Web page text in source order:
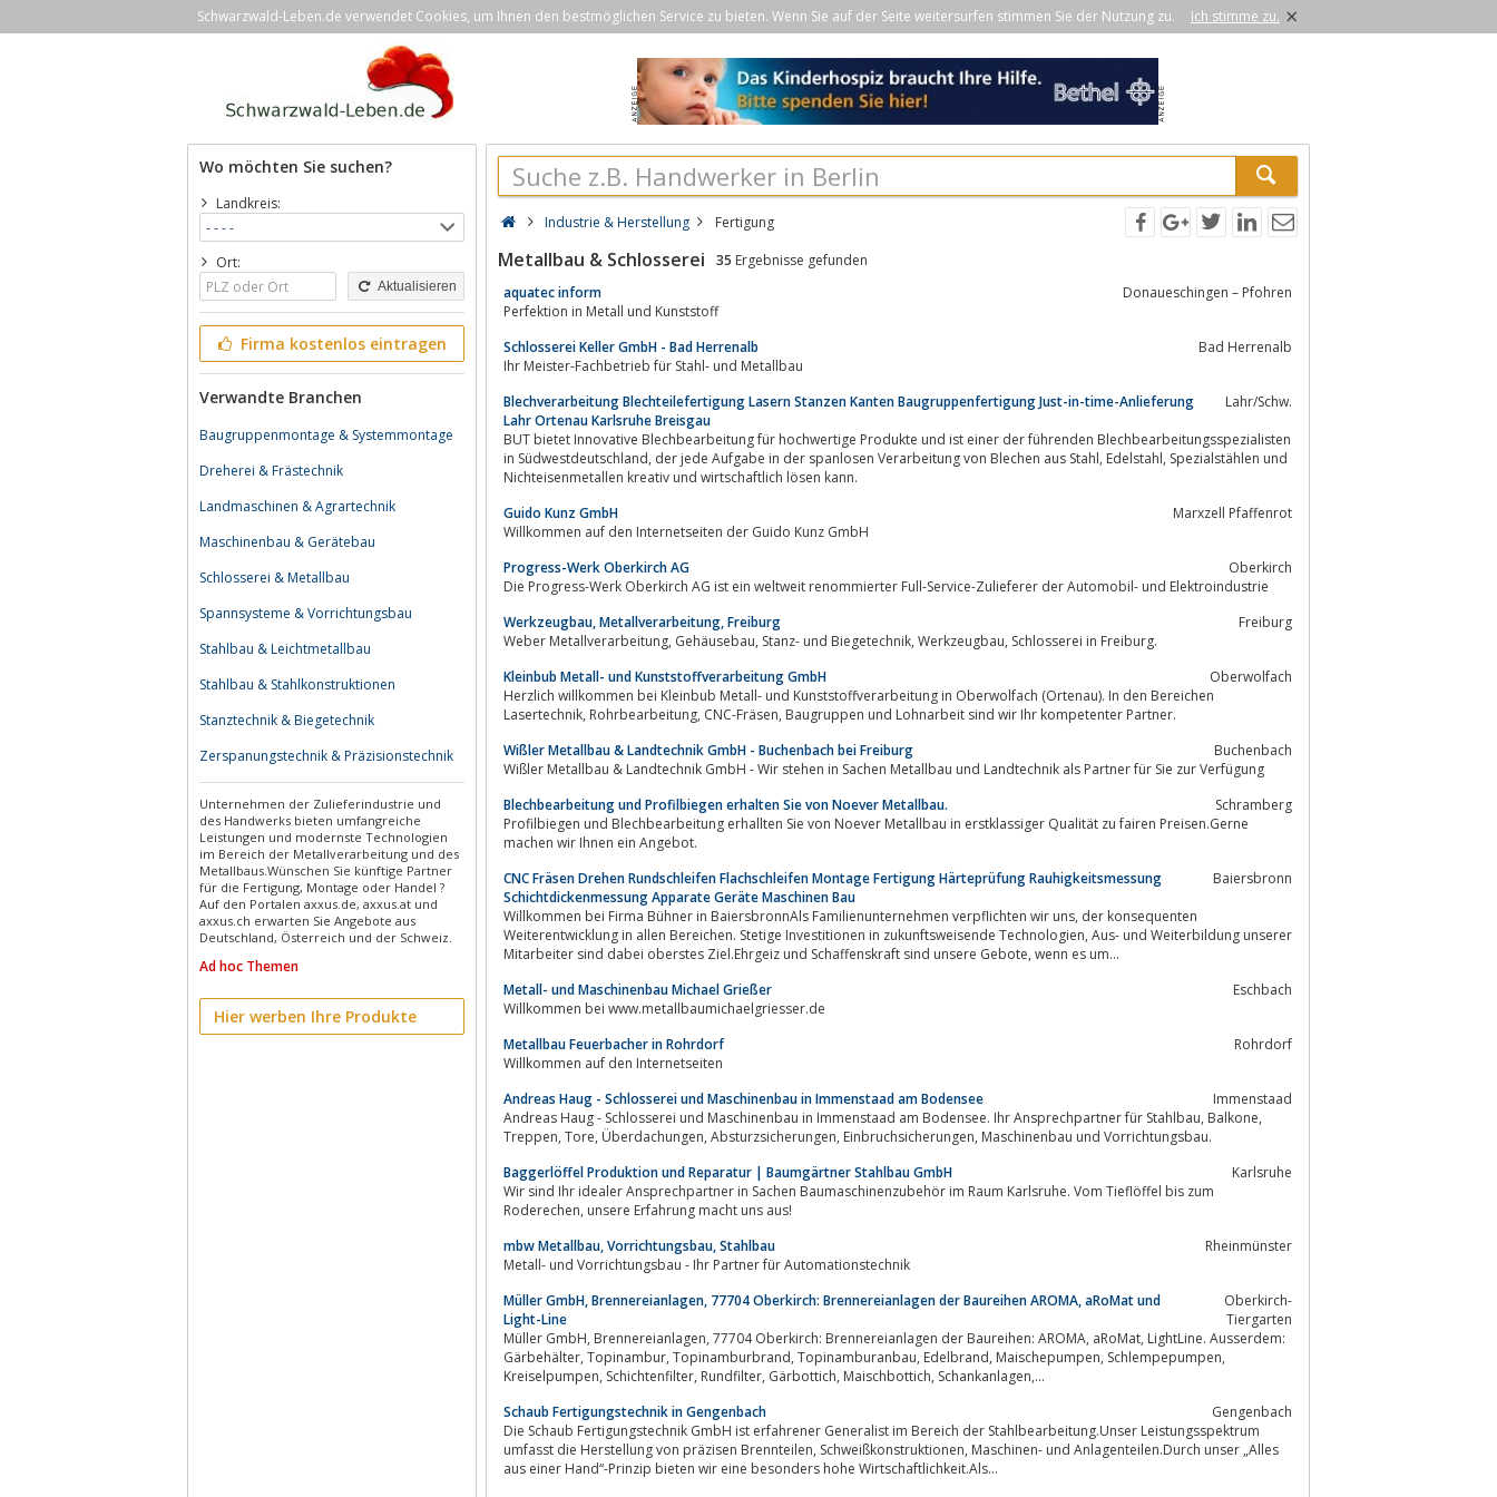
Schwarzwald-Leben.de verwendet Cookies, um Ihnen den bestmöglichen Service zu bieten. Wenn Sie auf der Seite weitersurfen stimmen Sie der Nutzung zu. Ich stimme zu. ×
Wo möchten Sie suchen?
Landkreis:
Ort:
Aktualisieren
Firma kostenlos eintragen
Verwandte Branchen
Baugruppenmontage & Systemmontage
Dreherei & Frästechnik
Landmaschinen & Agrartechnik
Maschinenbau & Gerätebau
Schlosserei & Metallbau
Spannsysteme & Vorrichtungsbau
Stahlbau & Leichtmetallbau
Stahlbau & Stahlkonstruktionen
Stanztechnik & Biegetechnik
Zerspanungstechnik & Präzisionstechnik
Unternehmen der Zulieferindustrie und
des Handwerks bieten umfangreiche
Leistungen und modernste Technologien
im Bereich der Metallverarbeitung und des
Metallbaus.Wünschen Sie künftige Partner
für die Fertigung, Montage oder Handel ?
Auf den Portalen axxus.de, axxus.at und
axxus.ch erwarten Sie Angebote aus
Deutschland, Österreich und der Schweiz.
Ad hoc Themen
Hier werben Ihre Produkte
Industrie & Herstellung Fertigung
Metallbau & Schlosserei 35 Ergebnisse gefunden
aquatec inform
Donaueschingen – Pfohren
Perfektion in Metall und Kunststoff
Schlosserei Keller GmbH - Bad Herrenalb
Bad Herrenalb
Ihr Meister-Fachbetrieb für Stahl- und Metallbau
Blechverarbeitung Blechteilefertigung Lasern Stanzen Kanten Baugruppenfertigung Just-in-time-Anlieferung
Lahr Ortenau Karlsruhe Breisgau
Lahr/Schw.
BUT bietet Innovative Blechbearbeitung für hochwertige Produkte und ist einer der führenden Blechbearbeitungsspezialisten
in Südwestdeutschland, der jede Aufgabe in der spanlosen Verarbeitung von Blechen aus Stahl, Edelstahl, Spezialstählen und
Nichteisenmetallen kreativ und wirtschaftlich lösen kann.
Guido Kunz GmbH
Marxzell Pfaffenrot
Willkommen auf den Internetseiten der Guido Kunz GmbH
Progress-Werk Oberkirch AG
Oberkirch
Die Progress-Werk Oberkirch AG ist ein weltweit renommierter Full-Service-Zulieferer der Automobil- und Elektroindustrie
Werkzeugbau, Metallverarbeitung, Freiburg
Freiburg
Weber Metallverarbeitung, Gehäusebau, Stanz- und Biegetechnik, Werkzeugbau, Schlosserei in Freiburg.
Kleinbub Metall- und Kunststoffverarbeitung GmbH
Oberwolfach
Herzlich willkommen bei Kleinbub Metall- und Kunststoffverarbeitung in Oberwolfach (Ortenau). In den Bereichen
Lasertechnik, Rohrbearbeitung, CNC-Fräsen, Baugruppen und Lohnarbeit sind wir Ihr kompetenter Partner.
Wißler Metallbau & Landtechnik GmbH - Buchenbach bei Freiburg
Buchenbach
Wißler Metallbau & Landtechnik GmbH - Wir stehen in Sachen Metallbau und Landtechnik als Partner für Sie zur Verfügung
Blechbearbeitung und Profilbiegen erhalten Sie von Noever Metallbau.
Schramberg
Profilbiegen und Blechbearbeitung erhallten Sie von Noever Metallbau in erstklassiger Qualität zu fairen Preisen.Gerne
machen wir Ihnen ein Angebot.
CNC Fräsen Drehen Rundschleifen Flachschleifen Montage Fertigung Härteprüfung Rauhigkeitsmessung
Schichtdickenmessung Apparate Geräte Maschinen Bau
Baiersbronn
Willkommen bei Firma Bühner in BaiersbronnAls Familienunternehmen verpflichten wir uns, der konsequenten
Weiterentwicklung in allen Bereichen. Stetige Investitionen in zukunftsweisende Technologien, Aus- und Weiterbildung unserer
Mitarbeiter sind dabei oberstes Ziel.Ehrgeiz und Schaffenskraft sind unsere Gebote, wenn es um...
Metall- und Maschinenbau Michael Grießer
Eschbach
Willkommen bei www.metallbaumichaelgriesser.de
Metallbau Feuerbacher in Rohrdorf
Rohrdorf
Willkommen auf den Internetseiten
Andreas Haug - Schlosserei und Maschinenbau in Immenstaad am Bodensee
Immenstaad
Andreas Haug - Schlosserei und Maschinenbau in Immenstaad am Bodensee. Ihr Ansprechpartner für Stahlbau, Balkone,
Treppen, Tore, Überdachungen, Absturzsicherungen, Einbruchsicherungen, Maschinenbau und Vorrichtungsbau.
Baggerlöffel Produktion und Reparatur | Baumgärtner Stahlbau GmbH
Karlsruhe
Wir sind Ihr idealer Ansprechpartner in Sachen Baumaschinenzubehör im Raum Karlsruhe. Vom Tieflöffel bis zum
Roderechen, unsere Erfahrung macht uns aus!
mbw Metallbau, Vorrichtungsbau, Stahlbau
Rheinmünster
Metall- und Vorrichtungsbau - Ihr Partner für Automationstechnik
Müller GmbH, Brennereianlagen, 77704 Oberkirch: Brennereianlagen der Baureihen AROMA, aRoMat und
Light-Line
Oberkirch-
Tiergarten
Müller GmbH, Brennereianlagen, 77704 Oberkirch: Brennereianlagen der Baureihen: AROMA, aRoMat, LightLine. Ausserdem:
Gärbehälter, Topinambur, Topinamburbrand, Topinamburanbau, Edelbrand, Maischepumpen, Schlempepumpen,
Kreiselpumpen, Schichtenfilter, Rundfilter, Gärbottich, Maischbottich, Schankanlagen,...
Schaub Fertigungstechnik in Gengenbach
Gengenbach
Die Schaub Fertigungstechnik GmbH ist erfahrener Generalist im Bereich der Stahlbearbeitung.Unser Leistungsspektrum
umfasst die Herstellung von präzisen Brennteilen, Schweißkonstruktionen, Maschinen- und Anlagenteilen.Durch unser „Alles
aus einer Hand“-Prinzip bieten wir eine besonders hohe Wirtschaftlichkeit.Als...